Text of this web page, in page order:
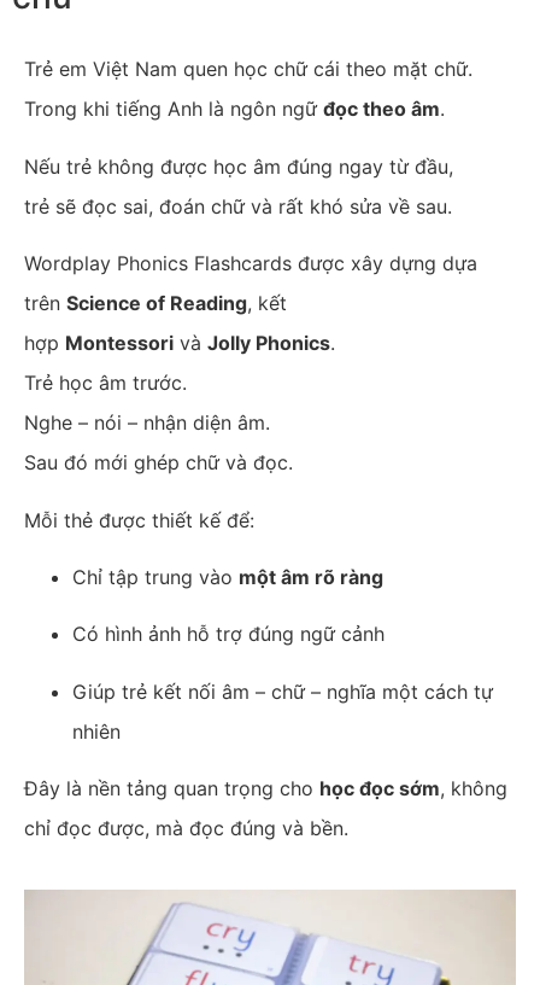
Trẻ em Việt Nam quen học chữ cái theo mặt chữ.
Trong khi tiếng Anh là ngôn ngữ đọc theo âm.
Nếu trẻ không được học âm đúng ngay từ đầu,
trẻ sẽ đọc sai, đoán chữ và rất khó sửa về sau.
Wordplay Phonics Flashcards được xây dựng dựa
trên Science of Reading, kết
hợp Montessori và Jolly Phonics.
Trẻ học âm trước.
Nghe – nói – nhận diện âm.
Sau đó mới ghép chữ và đọc.
Mỗi thẻ được thiết kế để:
Chỉ tập trung vào một âm rõ ràng
Có hình ảnh hỗ trợ đúng ngữ cảnh
Giúp trẻ kết nối âm – chữ – nghĩa một cách tự
nhiên
Đây là nền tảng quan trọng cho học đọc sớm, không
chỉ đọc được, mà đọc đúng và bền.